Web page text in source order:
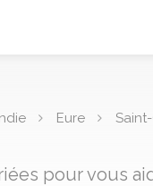
Eure
pour vous